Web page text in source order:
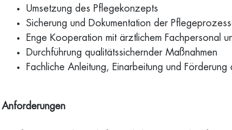
Umsetzung des Pflegekonzepts
Sicherung und Dokumentation der
Enge Kooperation mit ärztlichem Fachpersonal
Durchführung qualitätssichernder Maßnahmen
Fachliche Anleitung, Einarbeitung und
Anforderungen